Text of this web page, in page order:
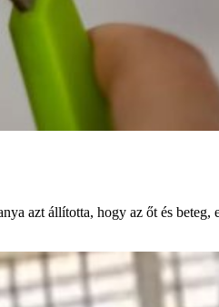
azt állította, hogy az őt és beteg,